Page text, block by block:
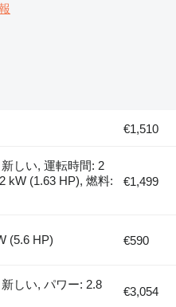
€1,510
しい, 運転時間: 2
kW (1.63 HP), 燃料:
€1,499
(5.6 HP) €590
しい, パワー: 2.8
€3,054